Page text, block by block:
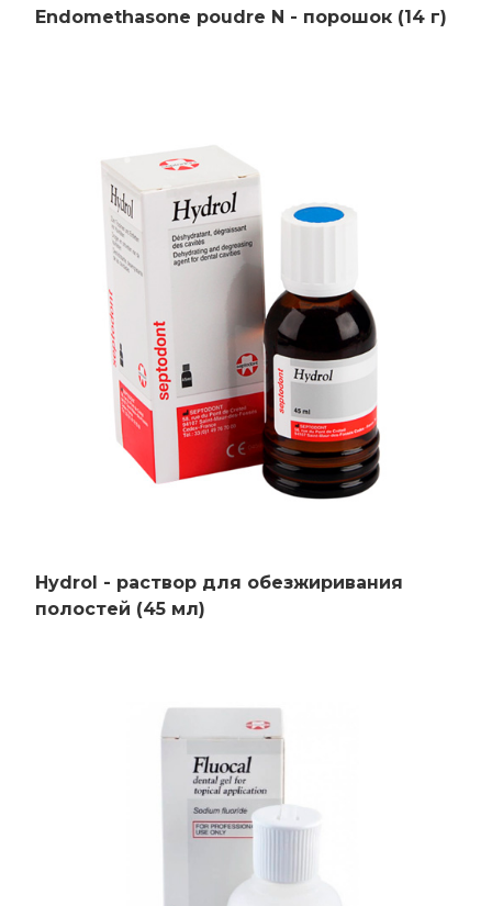
Endomethasone poudre N - порошок (14 г)
Hydrol - раствор для обезжиривания
полостей (45 мл)